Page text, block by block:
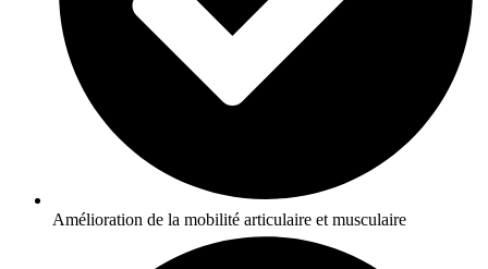
Amélioration de la mobilité articulaire et musculaire